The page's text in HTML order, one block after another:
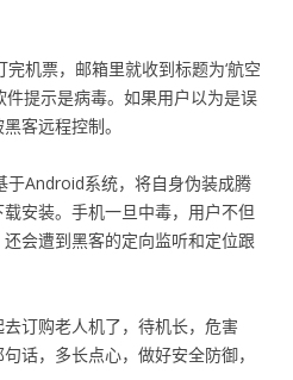
机票，邮箱里就收到标题为‘航空
件提示是病毒。如果用户以为是误
客远程控制。
于Android系统，将自身伪装成腾
安装。手机一旦中毒，用户不但
会遭到黑客的定向监听和定位跟
订购老人机了，待机长，危害
话，多长点心，做好安全防御，